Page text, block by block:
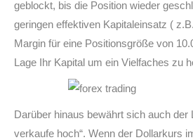
geblockt, bis die Position wieder
geringen effektiven Kapitaleinsatz (
Margin für eine Positionsgröße von
Lage Ihr Kapital um ein Vielfaches zu
Darüber hinaus bewährt sich auch der
verkaufe hoch“. Wenn der Dollarkurs